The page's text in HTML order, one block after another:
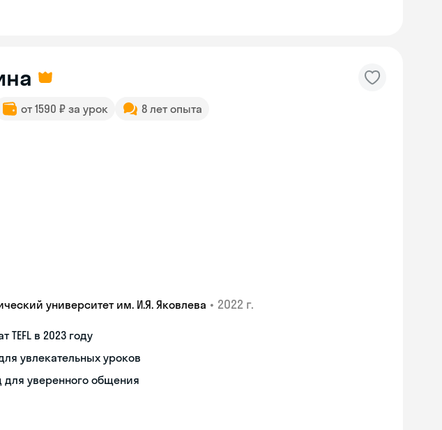
от 1590 ₽ за урок 8 лет опыта
университет им. И.Я. Яковлева • 2022 г.
в 2023 году
увлекательных уроков
уверенного общения